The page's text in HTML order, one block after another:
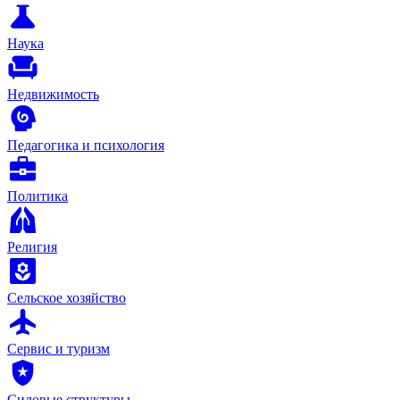
Наука
Недвижимость
Педагогика и психология
Политика
Религия
Сельское хозяйство
Сервис и туризм